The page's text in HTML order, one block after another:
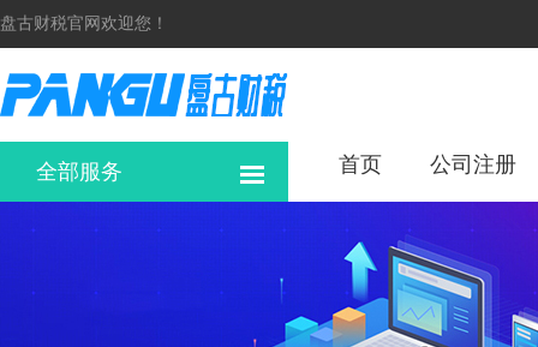
盘古财税官网欢迎您！
全部服务 首页 公司注册